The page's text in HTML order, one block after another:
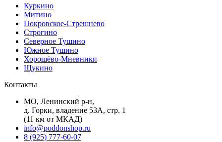
Куркино
Митино
Покровское-Стрешнево
Строгино
Северное Тушино
Южное Тушино
Хорошёво-Мневники
Щукино
Контакты
МО, Ленинский р-н,
д. Горки, владение 53А, стр. 1
(11 км от МКАД)
info@poddonshop.ru
8 (925) 777-60-07